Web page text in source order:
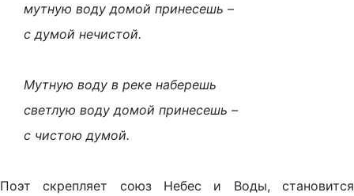
мутную воду домой принесешь –
с думой нечистой.
Мутную воду в реке наберешь
светлую воду домой принесешь –
с чистою думой.
Поэт скрепляет союз Небес и Воды, становится